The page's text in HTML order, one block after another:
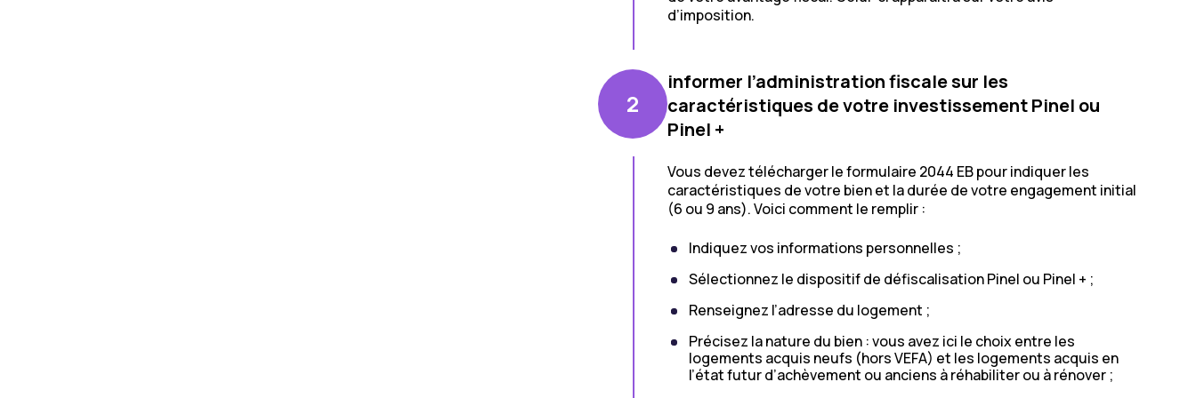
d’imposition.
2
informer l’administration fiscale sur les
caractéristiques de votre investissement Pinel ou
Pinel +
Vous devez télécharger le formulaire 2044 EB pour indiquer les
caractéristiques de votre bien et la durée de votre engagement initial
(6 ou 9 ans). Voici comment le remplir :
Indiquez vos informations personnelles ;
Sélectionnez le dispositif de défiscalisation Pinel ou Pinel + ;
Renseignez l’adresse du logement ;
Précisez la nature du bien : vous avez ici le choix entre les
logements acquis neufs (hors VEFA) et les logements acquis en
l’état futur d’achèvement ou anciens à réhabiliter ou à rénover ;